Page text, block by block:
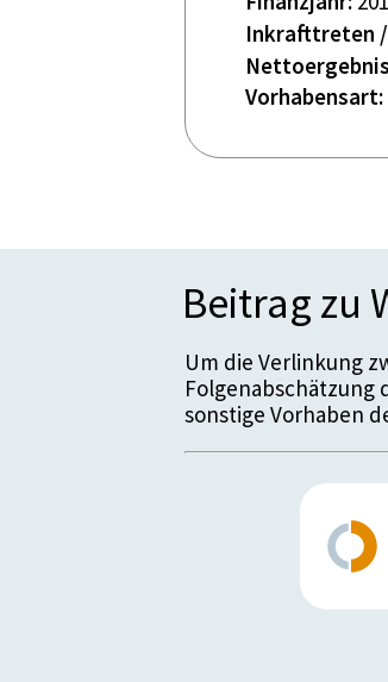
Inkrafttreten
Vorhabensart:
Beitrag zu
Um die Verlinkung
Folgenabschätzung
sonstige Vorhaben